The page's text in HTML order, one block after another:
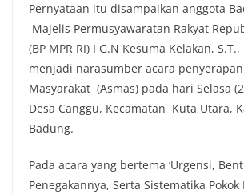
Pernyataan itu disampaikan anggota
Majelis Permusyawaratan Rakyat
(BP MPR RI) I G.N Kesuma Kelakan,
menjadi narasumber acara
Masyarakat (Asmas) pada hari Selasa
Desa Canggu, Kecamatan Kuta Utara,
Badung.
Pada acara yang bertema ‘Urgensi,
Penegakannya, Serta Sistematika Pokok